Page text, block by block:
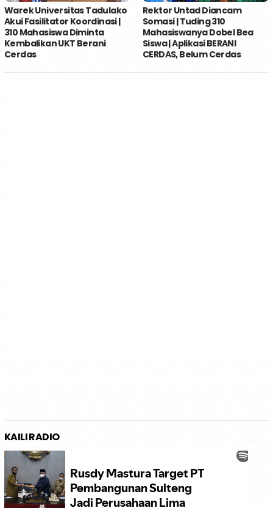
Warek Universitas Tadulako
Akui Fasilitator Koordinasi |
310 Mahasiswa Diminta
Kembalikan UKT Berani
Cerdas
Rektor Untad Diancam
Somasi | Tuding 310
Mahasiswanya Dobel Bea
Siswa | Aplikasi BERANI
CERDAS, Belum Cerdas
KAILI RADIO